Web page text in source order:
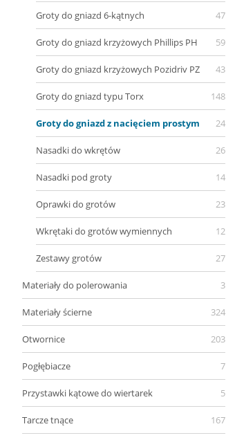
Groty do gniazd 6-kątnych 47
Groty do gniazd krzyżowych Phillips PH 59
Groty do gniazd krzyżowych Pozidriv PZ 43
Groty do gniazd typu Torx 148
Groty do gniazd z nacięciem prostym 24
Nasadki do wkrętów 26
Nasadki pod groty 14
Oprawki do grotów 23
Wkrętaki do grotów wymiennych 12
Zestawy grotów 27
Materiały do polerowania 3
Materiały ścierne 324
Otwornice 203
Pogłębiacze 7
Przystawki kątowe do wiertarek 5
Tarcze tnące 167